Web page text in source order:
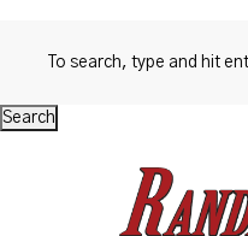
Search